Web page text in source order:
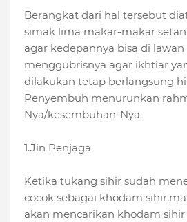
Berangkat dari hal tersebut
simak lima makar-makar
agar kedepannya bisa di
menggubrisnya agar ikhtiar
dilakukan tetap berlangsung
Penyembuh menurunkan
Nya/kesembuhan-Nya.
1.Jin Penjaga
Ketika tukang sihir sudah
cocok sebagai khodam
akan mencarikan khodam